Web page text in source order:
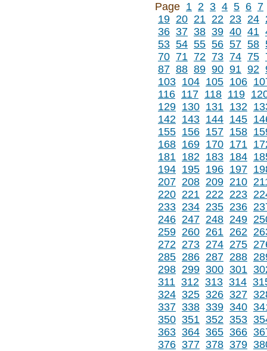
Page 1 2 3 4 5 6 7
19 20 21 22 23 24
36 37 38 39 40 41
53 54 55 56 57 58
70 71 72 73 74 75
87 88 89 90 91 92
103 104 105 106
116 117 118 119
129 130 131 132
142 143 144 145
155 156 157 158
168 169 170 171
181 182 183 184
194 195 196 197
207 208 209 210
220 221 222 223
233 234 235 236
246 247 248 249
259 260 261 262
272 273 274 275
285 286 287 288
298 299 300 301
311 312 313 314
324 325 326 327
337 338 339 340
350 351 352 353
363 364 365 366
376 377 378 379